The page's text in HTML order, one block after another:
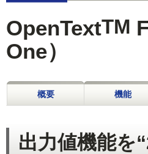
OpenTextTM
One）
概要 機能
出力値機能を